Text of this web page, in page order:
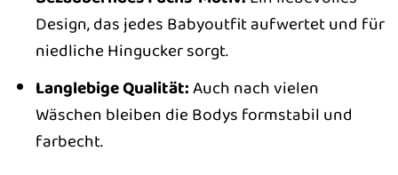
Design, das jedes Babyoutfit aufwertet und für
niedliche Hingucker sorgt.
Langlebige Qualität:Auch nach vielen
Wäschen bleiben die Bodys formstabil und
farbecht.